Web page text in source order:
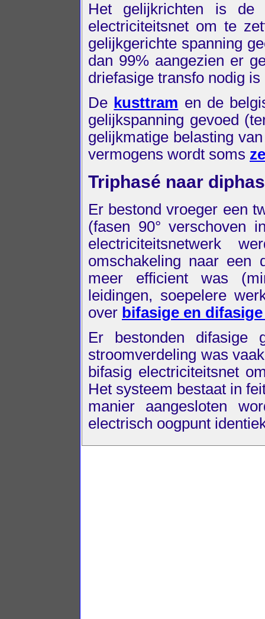
Het gelijkrichten is de
electriciteitsnet om te
gelijkgerichte spanning
dan 99% aangezien er
driefasige transfo nodig
De kusttram en de
gelijkspanning gevoed
gelijkmatige belasting
vermogens wordt soms
Triphasé naar
Er bestond vroeger een
(fasen 90° verschoven
electriciteitsnetwerk
omschakeling naar een
meer efficient was
leidingen, soepelere
over bifasige en
Er bestonden difasige
stroomverdeling was
bifasig electriciteitsnet
Het systeem bestaat in
manier aangesloten
electrisch oogpunt